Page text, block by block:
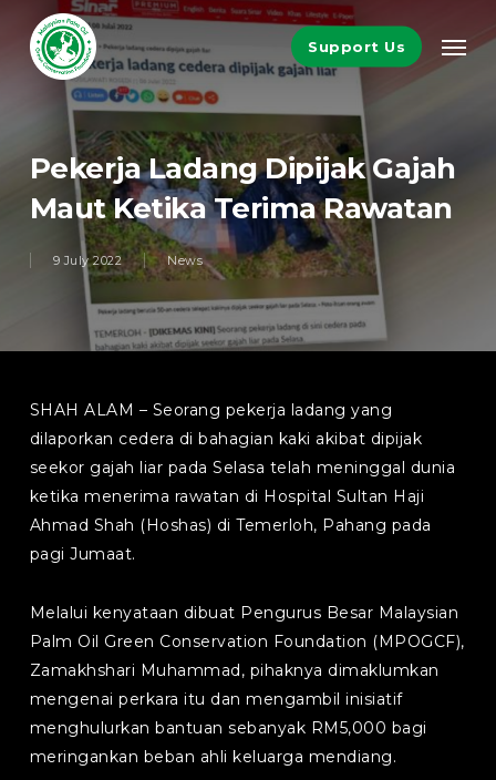
main
Support Us
Pekerja Ladang Dipijak Gajah
Maut Ketika Terima Rawatan
9 July 2022 News
SHAH ALAM – Seorang pekerja ladang yang
dilaporkan cedera di bahagian kaki akibat dipijak
seekor gajah liar pada Selasa telah meninggal dunia
ketika menerima rawatan di Hospital Sultan Haji
Ahmad Shah (Hoshas) di Temerloh, Pahang pada
pagi Jumaat.
Melalui kenyataan dibuat Pengurus Besar Malaysian
Palm Oil Green Conservation Foundation (MPOGCF),
Zamakhshari Muhammad, pihaknya dimaklumkan
mengenai perkara itu dan mengambil inisiatif
menghulurkan bantuan sebanyak RM5,000 bagi
meringankan beban ahli keluarga mendiang.